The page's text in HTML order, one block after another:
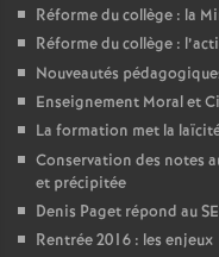
Réforme du collège : la
Réforme du collège :
Nouveautés
Enseignement Moral et
La formation met la
Conservation des notes
et précipitée
Denis Paget répond au
Rentrée 2016 : les enjeux